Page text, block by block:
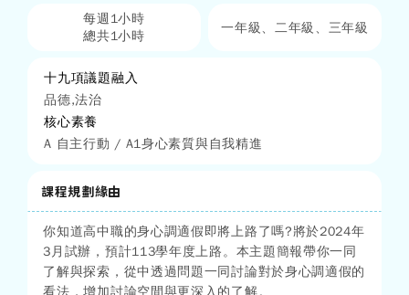
每週1小時
總共1小時
一年級、二年級、三年級
十九項議題融入
品德,法治
核心素養
A 自主行動 / A1身心素質與自我精進
課程規劃緣由
你知道高中職的身心調適假即將上路了嗎?將於2024年
3月試辦，預計113學年度上路。本主題簡報帶你一同
了解與探索，從中透過問題一同討論對於身心調適假的
看法，增加討論空間與更深入的了解。